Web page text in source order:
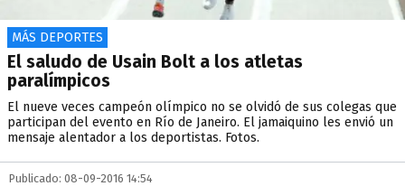
MÁS DEPORTES
El saludo de Usain Bolt a los atletas
paralímpicos
El nueve veces campeón olímpico no se olvidó de sus colegas que
participan del evento en Río de Janeiro. El jamaiquino les envió un
mensaje alentador a los deportistas. Fotos.
Publicado: 08-09-2016 14:54